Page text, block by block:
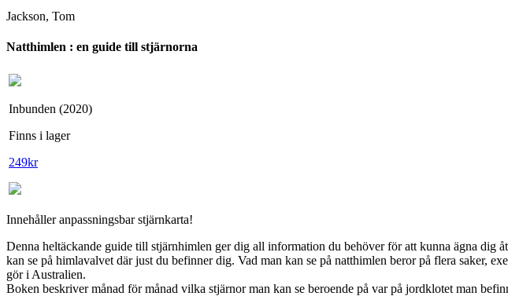
Jackson, Tom
Natthimlen : en guide till stjärnorna
Inbunden (2020)
Finns i lager
249kr
Innehåller anpassningsbar stjärnkarta!
Denna heltäckande guide till stjärnhimlen ger dig all information du behöver för att kunna ägna
kan se på himlavalvet där just du befinner dig. Vad man kan se på natthimlen beror på flera saker,
gör i Australien.
Boken beskriver månad för månad vilka stjärnor man kan se beroende på var på jordklotet man